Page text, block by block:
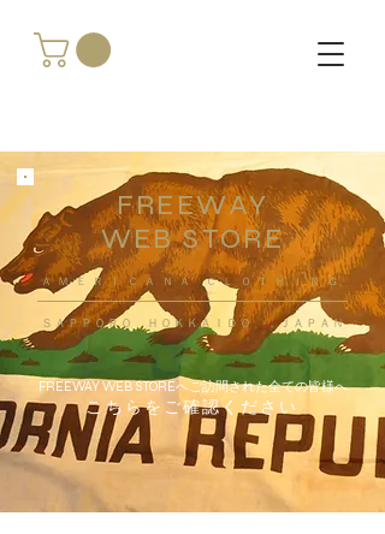
FREEWAY
WEB STORE
​ＡＭＥＲＩＣＡＮＡ ＣＬＯＴＨＩＮＧ
ＳＡＰＰＯＲＯ ＨＯＫＫＡＩＤＯ ，ＪＡＰＡＮ
FREEWAY WEB STOREへご訪問された全ての皆様へ
こちらをご確認ください